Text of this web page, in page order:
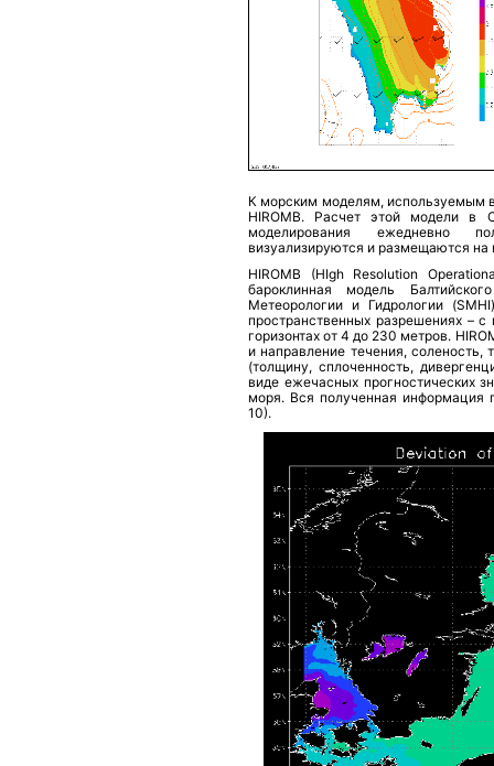
К морским моделям, используемым
HIROMB. Расчет этой модели в
моделирования ежедневно
визуализируются и размещаются на
HIROMB (HIgh Resolution
бароклинная модель
Метеорологии и Гидрологии
пространственных разрешениях –
горизонтах от 4 до 230 метров.
и направление течения, соленость,
(толщину, сплоченность,
виде ежечасных прогностических
моря. Вся полученная информация
10).